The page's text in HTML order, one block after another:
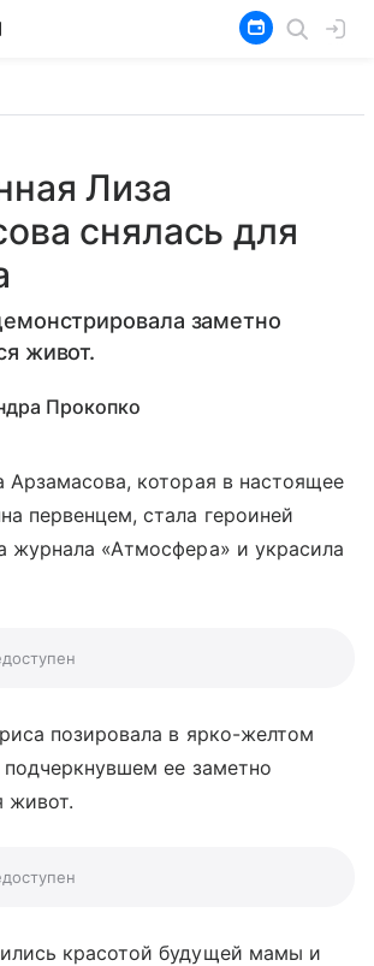
Лиза
снялась для
заметно
живот.
Прокопко
Арзамасова, которая в настоящее
первенцем, стала героиней
журнала «Атмосфера» и украсила
позировала в ярко-желтом
подчеркнувшем ее заметно
живот.
красотой будущей мамы и